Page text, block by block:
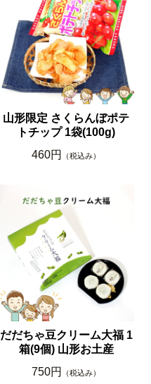
山形限定 さくらんぼポテ
トチップ 1袋(100g)
460円
（税込み）
だだちゃ豆クリーム大福 1
箱(9個) 山形お土産
750円
（税込み）